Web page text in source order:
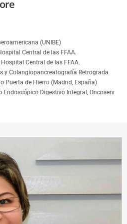
(UNIBE)
Central de las FFAA.
Central de las FFAA.
y Colangiopancreatografía Retrograda
Puerta de Hierro (Madrid, España)
Digestivo Integral, Oncoserv